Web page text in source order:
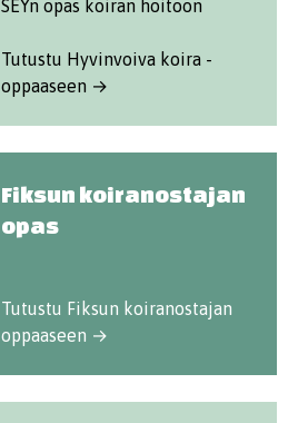
SEYn opas koiran hoitoon
Tutustu Hyvinvoiva koira -
oppaaseen →
Fiksun koiranostajan
opas
Tutustu Fiksun koiranostajan
oppaaseen →